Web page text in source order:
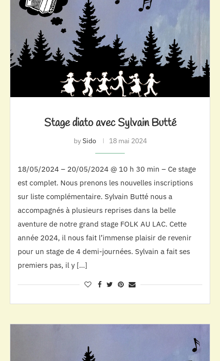
Stage diato avec Sylvain Butté
bySido 18 mai 2024
18/05/2024 – 20/05/2024 @ 10 h 30 min – Ce stage
est complet. Nous prenons les nouvelles inscriptions
sur liste complémentaire. Sylvain Butté nous a
accompagnés à plusieurs reprises dans la belle
aventure de notre grand stage FOLK AU LAC. Cette
année 2024, il nous fait l’immense plaisir de revenir
pour un stage de 4 demi-journées. Sylvain a fait ses
premiers pas, il y […]